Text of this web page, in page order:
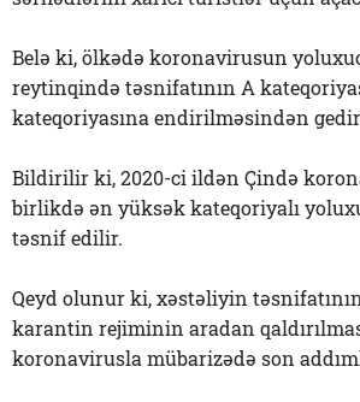
Belə ki, ölkədə koronavirusun
reytinqində təsnifatının A
kateqoriyasına endirilməsindən
Bildirilir ki, 2020-ci ildən Çində
birlikdə ən yüksək kateqoriyalı
təsnif edilir.
Qeyd olunur ki, xəstəliyin
karantin rejiminin aradan
koronavirusla mübarizədə son